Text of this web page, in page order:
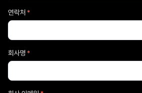
연락처 *
회사명 *